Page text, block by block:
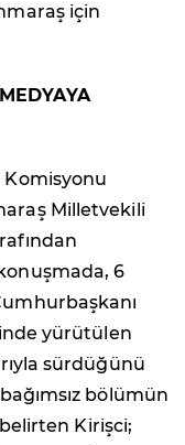
için
Komisyonu
Milletvekili
6
yürütülen
sürdüğünü
bölümün
Kirişci;